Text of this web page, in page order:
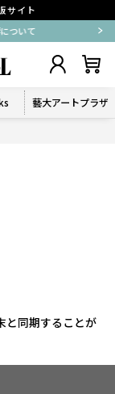
サイト
ついて
藝大アートプラザ
と同期することが